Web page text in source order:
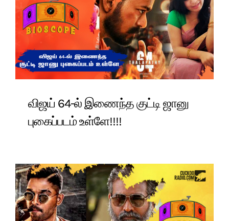
விஜய் 64-ல் இணைந்த குட்டி ஜானு
புகைப்படம் உள்ளே!!!!